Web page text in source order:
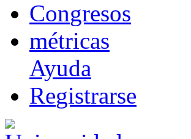
Congresos
métricas
Ayuda
Registrarse